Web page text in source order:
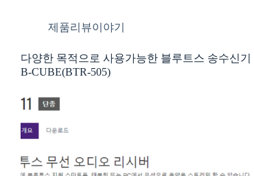
제품리뷰이야기
다양한 목적으로 사용가능한 블루트스 송수신기
B-CUBE(BTR-505)